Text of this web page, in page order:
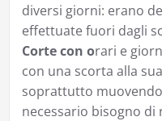
diversi giorni: erano
effettuate fuori dagli
Corte con orari e
con una scorta alla
soprattutto
necessario bisogno di